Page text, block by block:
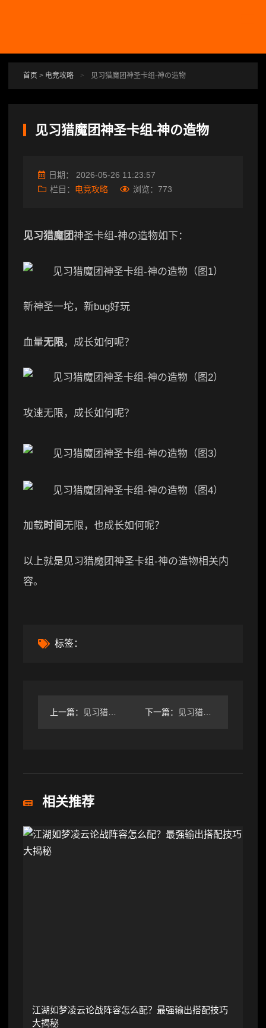
首页 > 电竞攻略 > 见习猎魔团神圣卡组-神の造物
见习猎魔团神圣卡组-神の造物
日期： 2026-05-26 11:23:57
栏目： 电竞攻略 浏览： 773
见习猎魔团神圣卡组-神の造物如下：
新神圣一坨，新bug好玩
血量无限，成长如何呢？
攻速无限，成长如何呢？
加载时间 无限，也成长如何呢？
以上就是见习猎魔团神圣卡组-神の造物相关内
容。
标签：
上一篇： 见习猎魔团自己总结的小建议2 下一篇： 见习猎魔团总结下新冰
相关推荐
江湖如梦凌云论战阵容怎么配？最强输出搭配技巧
大揭秘